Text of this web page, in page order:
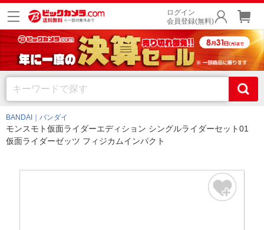
ログイン
会員登録(無料)
BANDAI｜バンダイ
モンスモト仮面ライダーエディション シングルライダーセット01
仮面ライダーゼッツ フィジカムインパクト